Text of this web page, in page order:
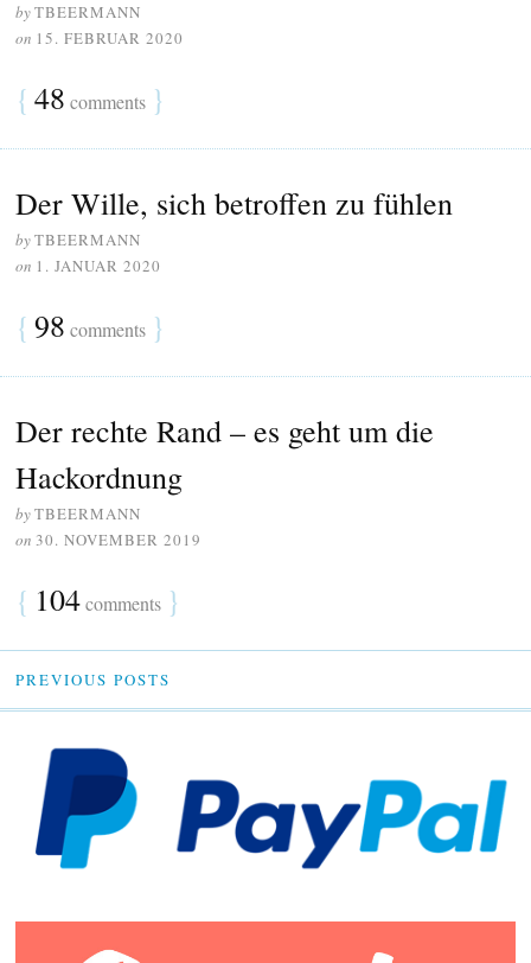
byTBEERMANN
on 15. FEBRUAR 2020
{ 48 comments }
Der Wille, sich betroffen zu fühlen
byTBEERMANN
on 1. JANUAR 2020
{ 98 comments }
Der rechte Rand – es geht um die
Hackordnung
byTBEERMANN
on 30. NOVEMBER 2019
{ 104comments }
PREVIOUS POSTS